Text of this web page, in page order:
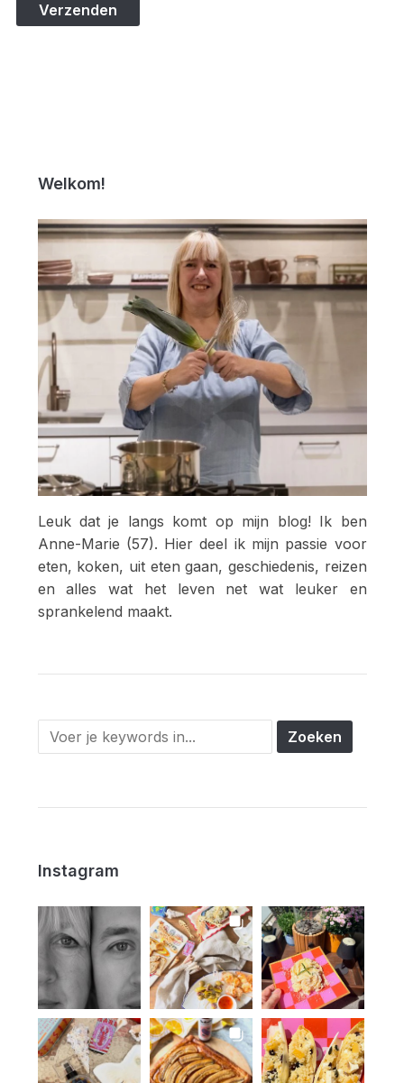
Welkom!
Leuk dat je langs komt op mijn blog! Ik ben
Anne-Marie (57). Hier deel ik mijn passie voor
eten, koken, uit eten gaan, geschiedenis, reizen
en alles wat het leven net wat leuker en
sprankelend maakt.
Instagram